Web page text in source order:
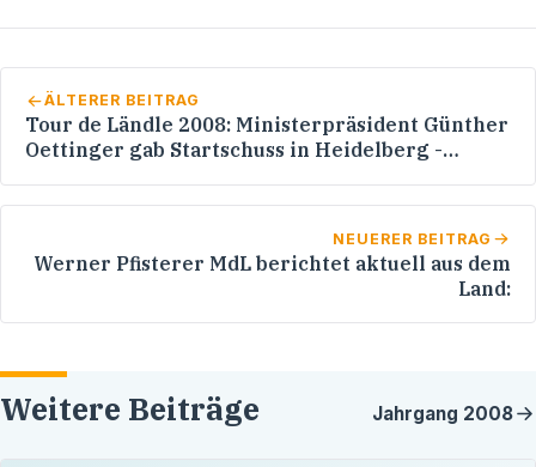
ÄLTERER BEITRAG
Tour de Ländle 2008: Ministerpräsident Günther
Oettinger gab Startschuss in Heidelberg -
NEUERER BEITRAG
Werner Pfisterer MdL berichtet aktuell aus dem
Land:
Weitere Beiträge Jahrgang 2008